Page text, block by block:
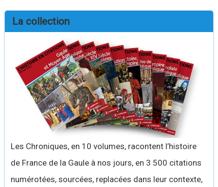
La collection
Les Chroniques, en 10 volumes, racontent l’histoire
de France de la Gaule à nos jours, en 3 500 citations
numérotées, sourcées, replacées dans leur contexte,